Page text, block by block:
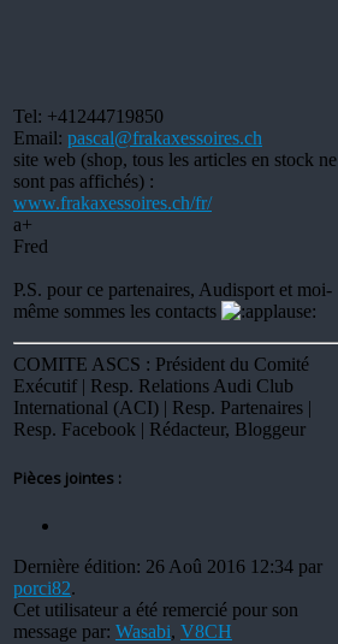
Tel: +41244719850
Email: pascal@frakaxessoires.ch
site web (shop, tous les articles en stock ne
sont pas affichés) :
www.frakaxessoires.ch/fr/
a+
Fred
P.S. pour ce partenaires, Audisport et moi-
même sommes les contacts
COMITE ASCS : Président du Comité
Exécutif | Resp. Relations Audi Club
International (ACI) | Resp. Partenaires |
Resp. Facebook | Rédacteur, Bloggeur
Pièces jointes :
Dernière édition: 26 Aoû 2016 12:34 par
porci82.
Cet utilisateur a été remercié pour son
message par: Wasabi, V8CH